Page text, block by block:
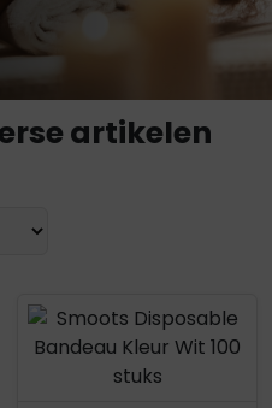
artikelen
Product openen